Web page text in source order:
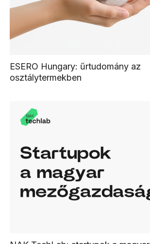
ESERO Hungary: űrtudomány az
osztálytermekben